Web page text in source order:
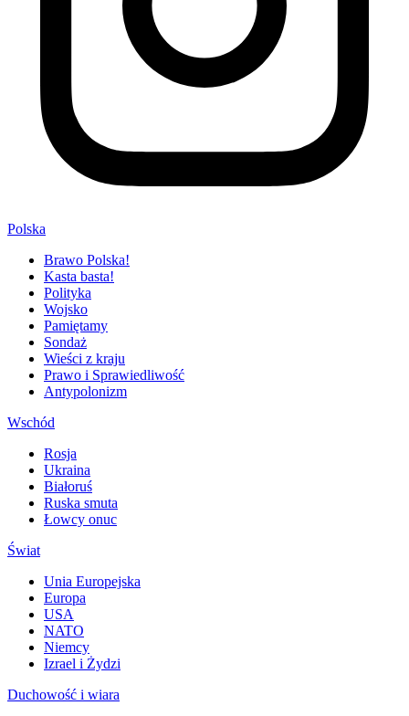
Polska
Brawo Polska!
Kasta basta!
Polityka
Wojsko
Pamiętamy
Sondaż
Wieści z kraju
Prawo i Sprawiedliwość
Antypolonizm
Wschód
Rosja
Ukraina
Białoruś
Ruska smuta
Łowcy onuc
Świat
Unia Europejska
Europa
USA
NATO
Niemcy
Izrael i Żydzi
Duchowość i wiara